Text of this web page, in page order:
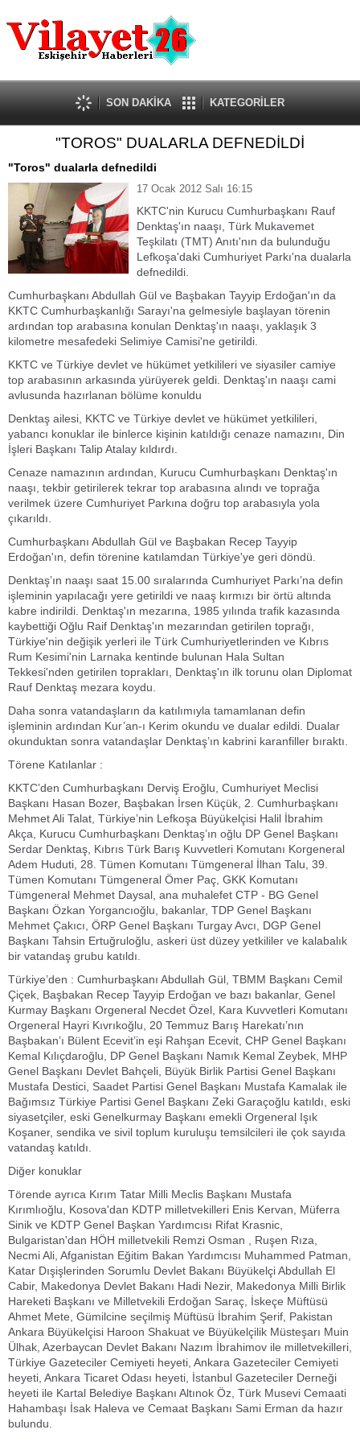
Güncel
Ekonomi
Politika
Eğitim
Spor
Kültür-Sanat
Dünya
Röportaj
Tanıtım Yazısı
SON DAKİKA KATEGORİLER
"TOROS" DUALARLA DEFNEDİLDİ
"Toros" dualarla defnedildi
17 Ocak 2012 Salı 16:15
KKTC'nin Kurucu Cumhurbaşkanı Rauf
Denktaş'ın naaşı, Türk Mukavemet
Teşkilatı (TMT) Anıtı'nın da bulunduğu
Lefkoşa'daki Cumhuriyet Parkı'na dualarla
defnedildi.
Cumhurbaşkanı Abdullah Gül ve Başbakan Tayyip Erdoğan'ın da
KKTC Cumhurbaşkanlığı Sarayı'na gelmesiyle başlayan törenin
ardından top arabasına konulan Denktaş'ın naaşı, yaklaşık 3
kilometre mesafedeki Selimiye Camisi'ne getirildi.
KKTC ve Türkiye devlet ve hükümet yetkilileri ve siyasiler camiye
top arabasının arkasında yürüyerek geldi. Denktaş'ın naaşı cami
avlusunda hazırlanan bölüme konuldu
Denktaş ailesi, KKTC ve Türkiye devlet ve hükümet yetkilileri,
yabancı konuklar ile binlerce kişinin katıldığı cenaze namazını, Din
İşleri Başkanı Talip Atalay kıldırdı.
Cenaze namazının ardından, Kurucu Cumhurbaşkanı Denktaş'ın
naaşı, tekbir getirilerek tekrar top arabasına alındı ve toprağa
verilmek üzere Cumhuriyet Parkına doğru top arabasıyla yola
çıkarıldı.
Cumhurbaşkanı Abdullah Gül ve Başbakan Recep Tayyip
Erdoğan'ın, defin törenine katılamdan Türkiye'ye geri döndü.
Denktaş’ın naaşı saat 15.00 sıralarında Cumhuriyet Parkı’na defin
işleminin yapılacağı yere getirildi ve naaş kırmızı bir örtü altında
kabre indirildi. Denktaş'ın mezarına, 1985 yılında trafik kazasında
kaybettiği Oğlu Raif Denktaş'ın mezarından getirilen toprağı,
Türkiye'nin değişik yerleri ile Türk Cumhuriyetlerinden ve Kıbrıs
Rum Kesimi'nin Larnaka kentinde bulunan Hala Sultan
Tekkesi'nden getirilen toprakları, Denktaş'ın ilk torunu olan Diplomat
Rauf Denktaş mezara koydu.
Daha sonra vatandaşların da katılımıyla tamamlanan defin
işleminin ardından Kur’an-ı Kerim okundu ve dualar edildi. Dualar
okunduktan sonra vatandaşlar Denktaş’ın kabrini karanfiller bıraktı.
Törene Katılanlar :
KKTC’den Cumhurbaşkanı Derviş Eroğlu, Cumhuriyet Meclisi
Başkanı Hasan Bozer, Başbakan İrsen Küçük, 2. Cumhurbaşkanı
Mehmet Ali Talat, Türkiye’nin Lefkoşa Büyükelçisi Halil İbrahim
Akça, Kurucu Cumhurbaşkanı Denktaş’ın oğlu DP Genel Başkanı
Serdar Denktaş, Kıbrıs Türk Barış Kuvvetleri Komutanı Korgeneral
Adem Huduti, 28. Tümen Komutanı Tümgeneral İlhan Talu, 39.
Tümen Komutanı Tümgeneral Ömer Paç, GKK Komutanı
Tümgeneral Mehmet Daysal, ana muhalefet CTP - BG Genel
Başkanı Özkan Yorgancıoğlu, bakanlar, TDP Genel Başkanı
Mehmet Çakıcı, ÖRP Genel Başkanı Turgay Avcı, DGP Genel
Başkanı Tahsin Ertuğruloğlu, askeri üst düzey yetkililer ve kalabalık
bir vatandaş grubu katıldı.
Türkiye’den : Cumhurbaşkanı Abdullah Gül, TBMM Başkanı Cemil
Çiçek, Başbakan Recep Tayyip Erdoğan ve bazı bakanlar, Genel
Kurmay Başkanı Orgeneral Necdet Özel, Kara Kuvvetleri Komutanı
Orgeneral Hayri Kıvrıkoğlu, 20 Temmuz Barış Harekatı’nın
Başbakan’ı Bülent Ecevit’in eşi Rahşan Ecevit, CHP Genel Başkanı
Kemal Kılıçdaroğlu, DP Genel Başkanı Namık Kemal Zeybek, MHP
Genel Başkanı Devlet Bahçeli, Büyük Birlik Partisi Genel Başkanı
Mustafa Destici, Saadet Partisi Genel Başkanı Mustafa Kamalak ile
Bağımsız Türkiye Partisi Genel Başkanı Zeki Garaçoğlu katıldı, eski
siyasetçiler, eski Genelkurmay Başkanı emekli Orgeneral Işık
Koşaner, sendika ve sivil toplum kuruluşu temsilcileri ile çok sayıda
vatandaş katıldı.
Diğer konuklar
Törende ayrıca Kırım Tatar Milli Meclis Başkanı Mustafa
Kırımlıoğlu, Kosova'dan KDTP milletvekilleri Enis Kervan, Müferra
Sinik ve KDTP Genel Başkan Yardımcısı Rifat Krasnic,
Bulgaristan'dan HÖH milletvekili Remzi Osman , Ruşen Rıza,
Necmi Ali, Afganistan Eğitim Bakan Yardımcısı Muhammed Patman,
Katar Dışişlerinden Sorumlu Devlet Bakanı Büyükelçi Abdullah El
Cabir, Makedonya Devlet Bakanı Hadi Nezir, Makedonya Milli Birlik
Hareketi Başkanı ve Milletvekili Erdoğan Saraç, İskeçe Müftüsü
Ahmet Mete, Gümilcine seçilmiş Müftüsü İbrahim Şerif, Pakistan
Ankara Büyükelçisi Haroon Shakuat ve Büyükelçilik Müsteşarı Muin
Ülhak, Azerbaycan Devlet Bakanı Nazım İbrahimov ile milletvekilleri,
Türkiye Gazeteciler Cemiyeti heyeti, Ankara Gazeteciler Cemiyeti
heyeti, Ankara Ticaret Odası heyeti, İstanbul Gazeteciler Derneği
heyeti ile Kartal Belediye Başkanı Altınok Öz, Türk Musevi Cemaati
Hahambaşı İsak Haleva ve Cemaat Başkanı Sami Erman da hazır
bulundu.